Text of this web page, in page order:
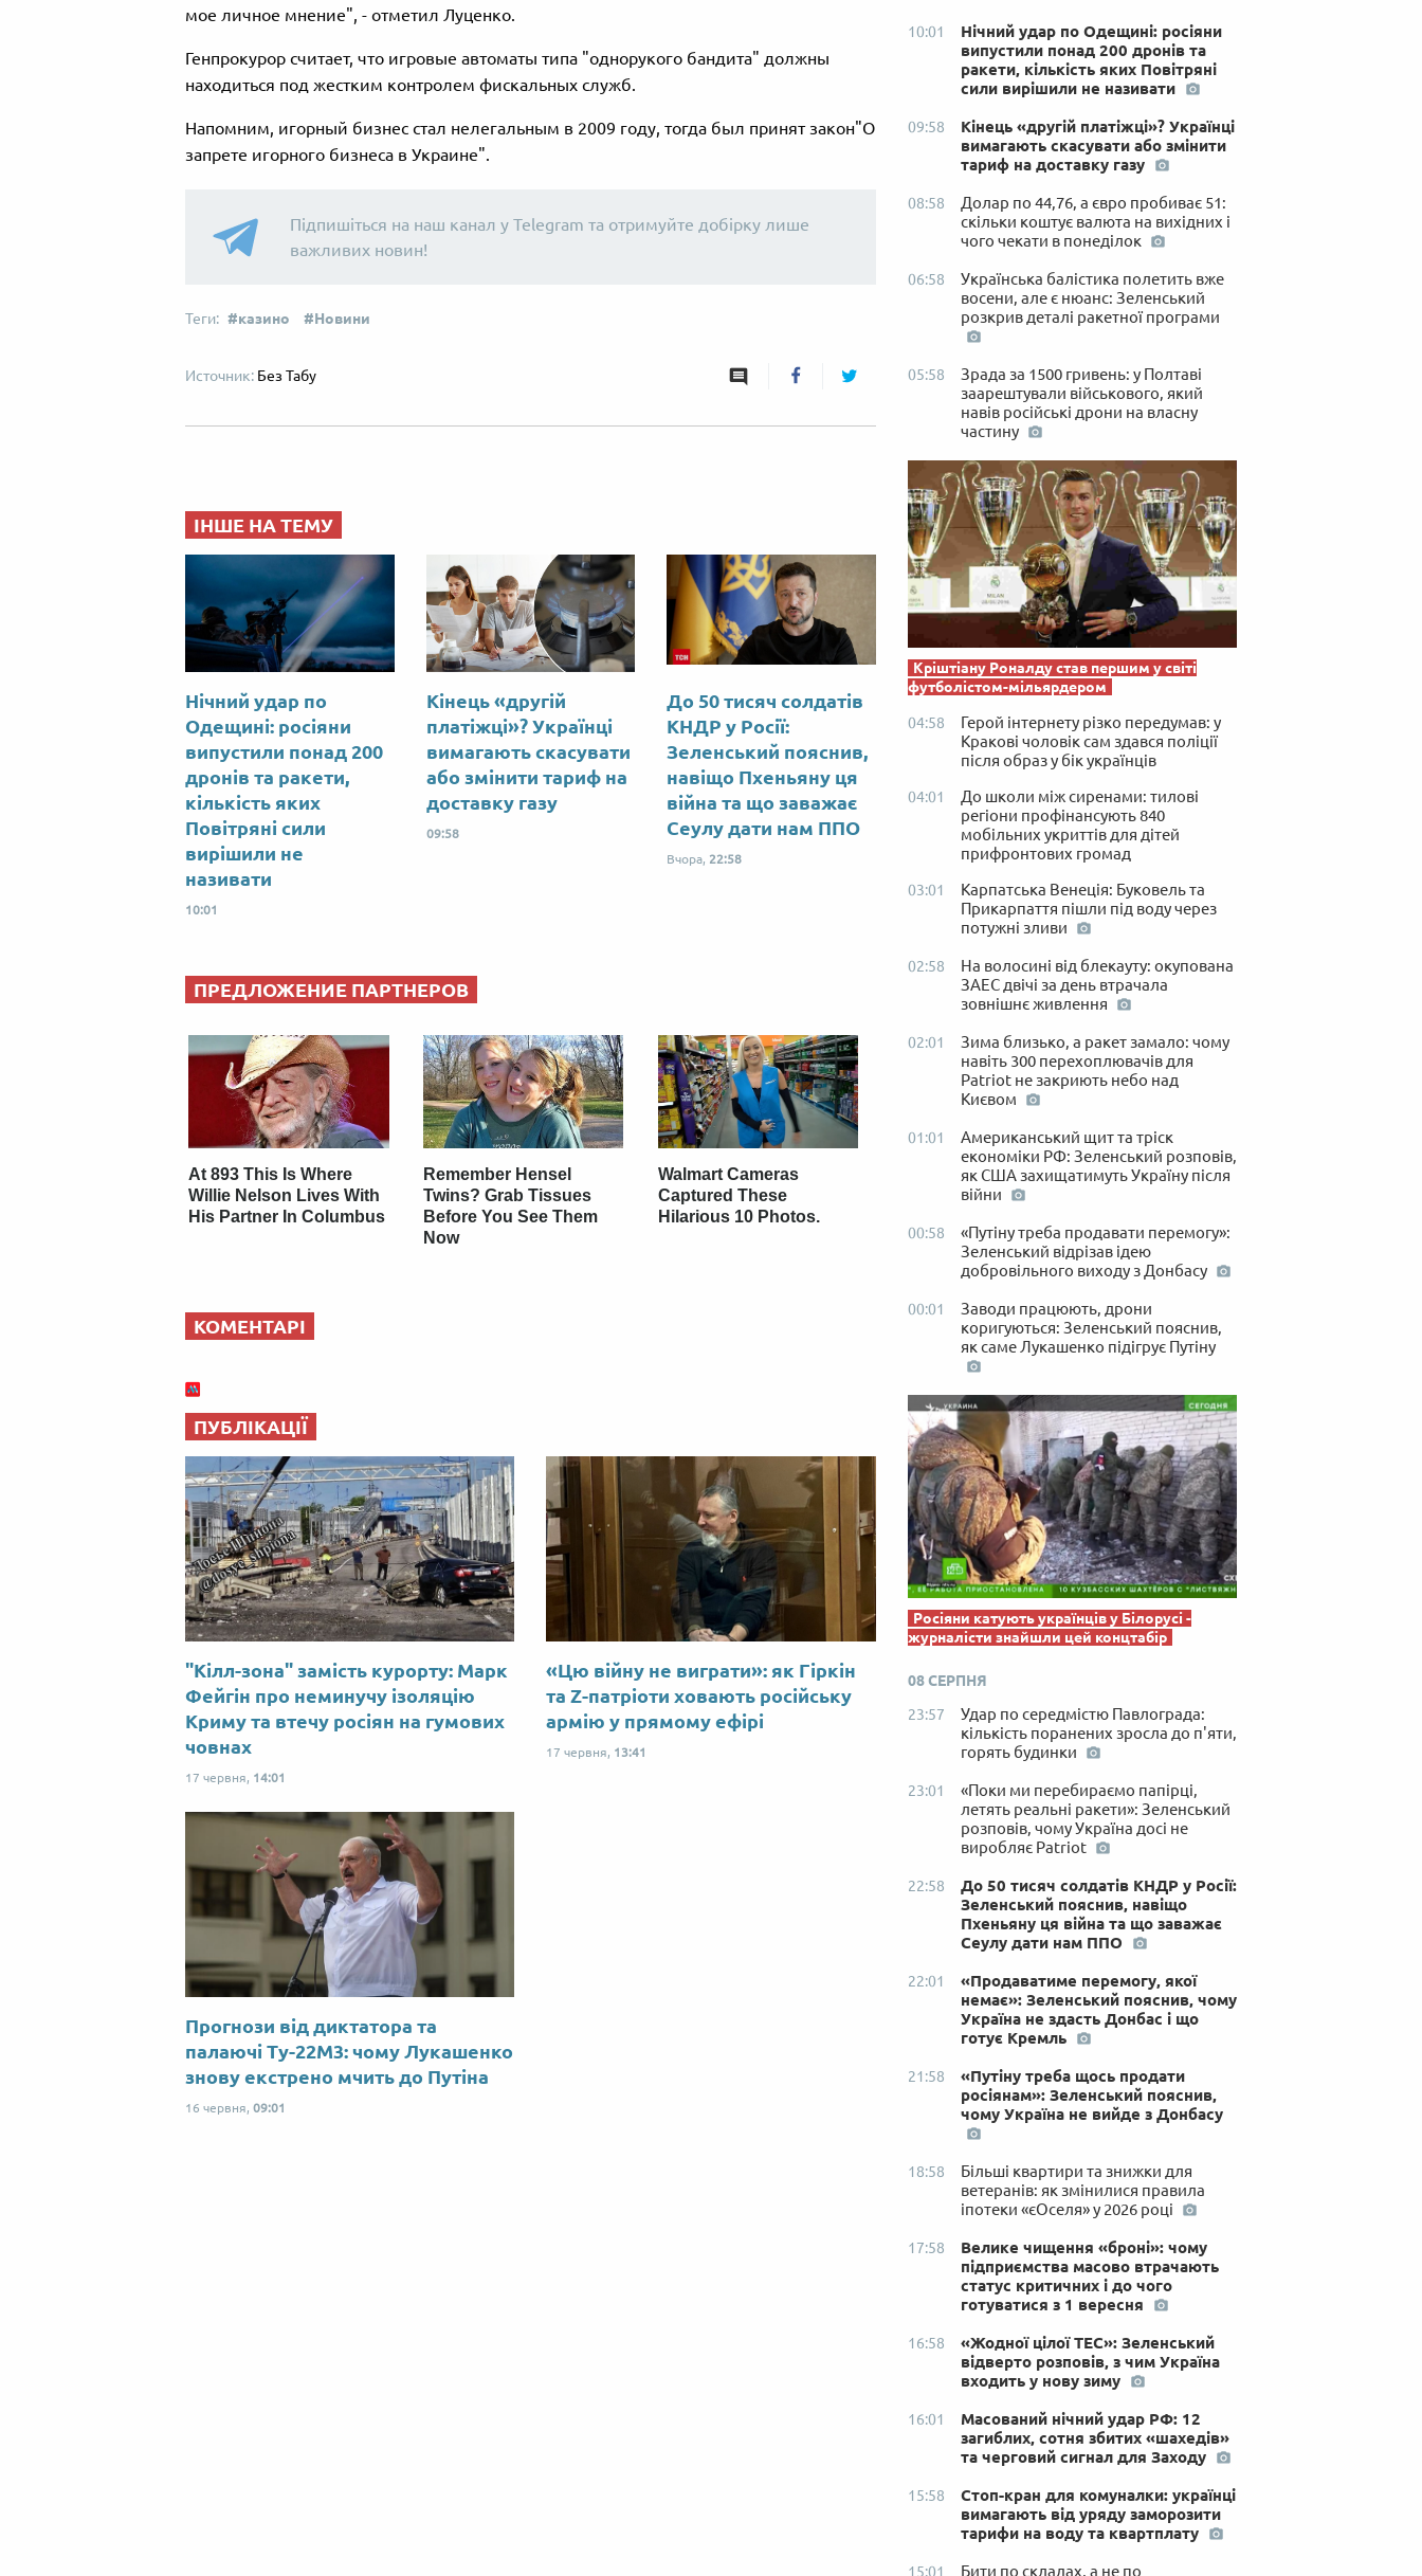
мое личное мнение", - отметил Луценко.
Генпрокурор считает, что игровые автоматы типа "однорукого бандита" должны
находиться под жестким контролем фискальных служб.
Напомним, игорный бизнес стал нелегальным в 2009 году, тогда был принят закон"О
запрете игорного бизнеса в Украине".
Підпишіться на наш канал у Telegram та отримуйте добірку лише
важливих новин!
казино Новини
Без Табу
ІНШЕ НА ТЕМУ
Нічний удар по
Одещині: росіяни
випустили понад 200
дронів та ракети,
кількість яких
Повітряні сили
вирішили не
називати
10:01
Кінець «другій
платіжці»? Українці
вимагають скасувати
або змінити тариф на
доставку газу
09:58
До 50 тисяч солдатів
КНДР у Росії:
Зеленський пояснив,
навіщо Пхеньяну ця
війна та що заважає
Сеулу дати нам ППО
Вчора, 22:58
ПРЕДЛОЖЕНИЕ ПАРТНЕРОВ
At 893 This Is Where
Willie Nelson Lives With
His Partner In Columbus
Remember Hensel
Twins? Grab Tissues
Before You See Them
Now
Walmart Cameras
Captured These
Hilarious 10 Photos.
КОМЕНТАРІ
ПУБЛІКАЦІЇ
"Кілл-зона" замість курорту: Марк
Фейгін про неминучу ізоляцію
Криму та втечу росіян на гумових
човнах
17 червня, 14:01
«Цю війну не виграти»: як Гіркін
та Z-патріоти ховають російську
армію у прямому ефірі
17 червня, 13:41
Прогнози від диктатора та
палаючі Ту-22М3: чому Лукашенко
знову екстрено мчить до Путіна
16 червня, 09:01
10:01
Нічний удар по Одещині: росіяни
випустили понад 200 дронів та
ракети, кількість яких Повітряні
сили вирішили не називати
09:58
Кінець «другій платіжці»? Українці
вимагають скасувати або змінити
тариф на доставку газу
08:58
Долар по 44,76, а євро пробиває 51:
скільки коштує валюта на вихідних і
чого чекати в понеділок
06:58
Українська балістика полетить вже
восени, але є нюанс: Зеленський
розкрив деталі ракетної програми
05:58
Зрада за 1500 гривень: у Полтаві
заарештували військового, який
навів російські дрони на власну
частину
Кріштіану Роналду став першим у світі
футболістом-мільярдером
04:58
Герой інтернету різко передумав: у
Кракові чоловік сам здався поліції
після образ у бік українців
04:01
До школи між сиренами: тилові
регіони профінансують 840
мобільних укриттів для дітей
прифронтових громад
03:01
Карпатська Венеція: Буковель та
Прикарпаття пішли під воду через
потужні зливи
02:58
На волосині від блекауту: окупована
ЗАЕС двічі за день втрачала
зовнішнє живлення
02:01
Зима близько, а ракет замало: чому
навіть 300 перехоплювачів для
Patriot не закриють небо над
Києвом
01:01
Американський щит та тріск
економіки РФ: Зеленський розповів,
як США захищатимуть Україну після
війни
00:58
«Путіну треба продавати перемогу»:
Зеленський відрізав ідею
добровільного виходу з Донбасу
00:01
Заводи працюють, дрони
коригуються: Зеленський пояснив,
як саме Лукашенко підігрує Путіну
Росіяни катують українців у Білорусі -
журналісти знайшли цей концтабір
08 СЕРПНЯ
23:57
Удар по середмістю Павлограда:
кількість поранених зросла до п'яти,
горять будинки
23:01
«Поки ми перебираємо папірці,
летять реальні ракети»: Зеленський
розповів, чому Україна досі не
виробляє Patriot
22:58
До 50 тисяч солдатів КНДР у Росії:
Зеленський пояснив, навіщо
Пхеньяну ця війна та що заважає
Сеулу дати нам ППО
22:01
«Продаватиме перемогу, якої
немає»: Зеленський пояснив, чому
Україна не здасть Донбас і що
готує Кремль
21:58
«Путіну треба щось продати
росіянам»: Зеленський пояснив,
чому Україна не вийде з Донбасу
18:58
Більші квартири та знижки для
ветеранів: як змінилися правила
іпотеки «єОселя» у 2026 році
17:58
Велике чищення «броні»: чому
підприємства масово втрачають
статус критичних і до чого
готуватися з 1 вересня
16:58
«Жодної цілої ТЕС»: Зеленський
відверто розповів, з чим Україна
входить у нову зиму
16:01
Масований нічний удар РФ: 12
загиблих, сотня збитих «шахедів»
та черговий сигнал для Заходу
15:58
Стоп-кран для комуналки: українці
вимагають від уряду заморозити
тарифи на воду та квартплату
15:01 Бити по складах, а не по